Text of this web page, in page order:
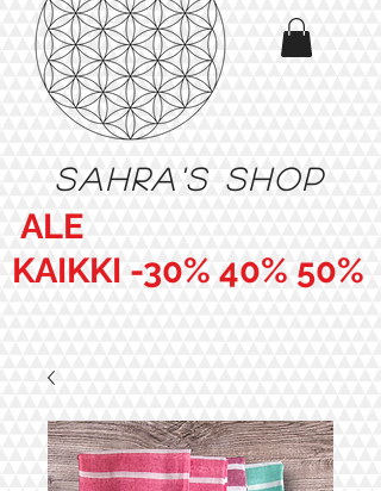
Sahra's shop
ALE
KAIKKI -30% 40% 50%